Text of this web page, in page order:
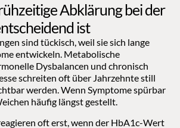
Abklärung bei der
ist
sind tückisch, weil sie sich lange
entwickeln. Metabolische
Dysbalancen und chronisch
schreiten oft über Jahrzehnte still
werden. Wenn Symptome spürbar
häufig längst gestellt.